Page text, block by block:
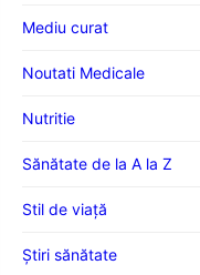
Mediu curat
Noutati Medicale
Nutritie
Sănătate de la A la Z
Stil de viaţă
Ştiri sănătate